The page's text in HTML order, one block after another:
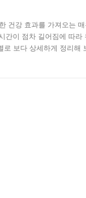
건강 효과를 가져오는
간이 점차 길어짐에 따라
보다 상세하게 정리해